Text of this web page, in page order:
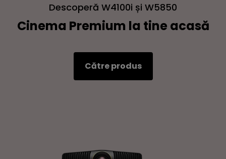
Descoperă W4100i și W5850
Cinema Premium la tine acasă
Către produs